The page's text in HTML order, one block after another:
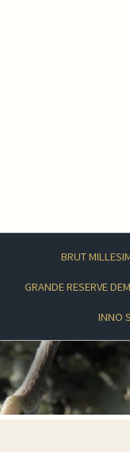
BRUT
GRANDE RESERVE
INNO